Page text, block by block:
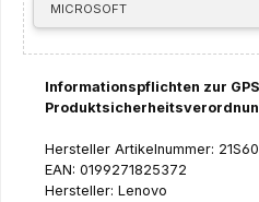
MICROSOFT
Informationspflichten zur
Hersteller Artikelnummer:
EAN: 0199271825372
Hersteller: Lenovo